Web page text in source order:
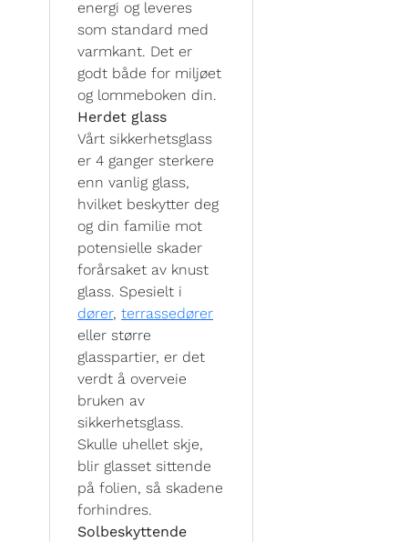
energi og leveres
som standard med
varmkant. Det er
godt både for miljøet
og lommeboken din.
Herdet glass
Vårt sikkerhetsglass
er 4 ganger sterkere
enn vanlig glass,
hvilket beskytter deg
og din familie mot
potensielle skader
forårsaket av knust
glass. Spesielt i
dører, terrassedører
eller større
glasspartier, er det
verdt å overveie
bruken av
sikkerhetsglass.
Skulle uhellet skje,
blir glasset sittende
på folien, så skadene
forhindres.
Solbeskyttende